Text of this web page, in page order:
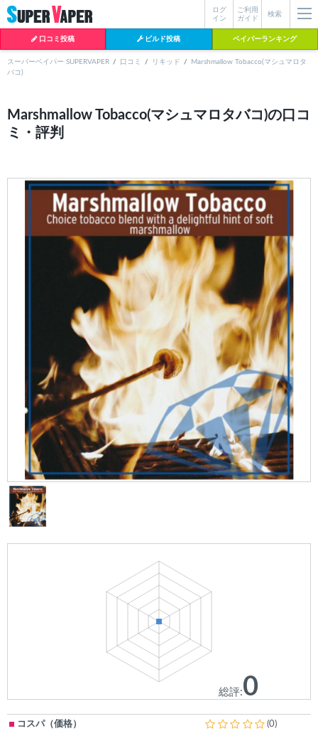
検索
ご利用
ガイド
ログ
イン
口コミ投稿 ビルド投稿 ベイパーランキング
よく検索されているワード
MENTHOL(タバコメンソール)
スーパーベイパー SUPERVAPER 口コミ リキッド
Marshmallow Tobacco(マシュマロタ
バコ)
Marshmallow Tobacco(マシュマロタバコ)の口コ
ミ・評判
総評:0
コスパ（価格） (0)
見つからない場合データベースに該当の商品がまだ登録されていない可能
性があります。スーパーベイパー運営にお問い合わせいただければ、速や
かに登録対応させていただきます。